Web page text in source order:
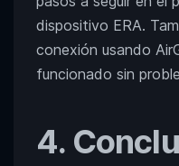
dispositivo ERA.
conexión usando
funcionado sin
4.